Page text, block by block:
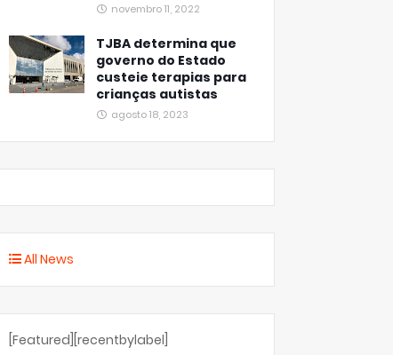
novembro 11, 2022
TJBA determina que
governo do Estado
custeie terapias para
crianças autistas
agosto 18, 2023
All News
[Featured][recentbylabel]